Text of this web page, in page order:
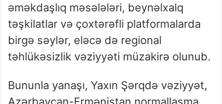
əməkdaşlıq məsələləri, beynəlxalq
təşkilatlar və çoxtərəfli platformalarda
birgə səylər, eləcə də regional
təhlükəsizlik vəziyyəti müzakirə olunub.
Bununla yanaşı, Yaxın Şərqdə vəziyyət,
Azərbaycan-Ermənistan normallaşma